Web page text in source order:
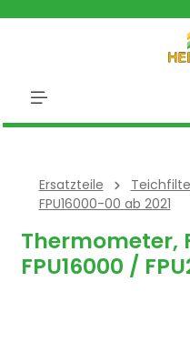
Ersatzteile
FPU16000-00 ab 2021
Thermometer,
FPU16000 /